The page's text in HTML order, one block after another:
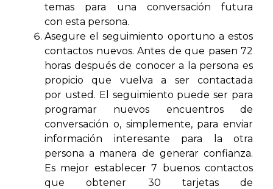
temas para una conversación futura
con esta persona.
Asegure el seguimiento oportuno a estos
contactos nuevos. Antes de que pasen 72
horas después de conocer a la persona es
propicio que vuelva a ser contactada
por usted. El seguimiento puede ser para
programar nuevos encuentros de
conversación o, simplemente, para enviar
información interesante para la otra
persona a manera de generar confianza.
Es mejor establecer 7 buenos contactos
que obtener 30 tarjetas de